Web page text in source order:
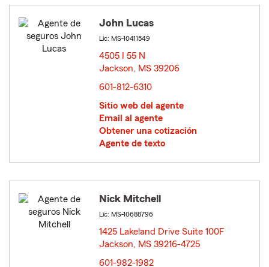
John Lucas
Lic: MS-10411549
4505 I 55 N
Jackson, MS 39206
601-812-6310
Sitio web del agente
Email al agente
Obtener una cotización
Agente de texto
Nick Mitchell
Lic: MS-10688796
1425 Lakeland Drive Suite 100F
Jackson, MS 39216-4725
601-982-1982